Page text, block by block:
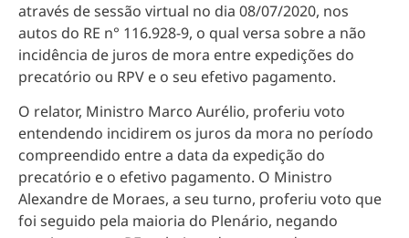
através de sessão virtual no dia 08/07/2020, nos
autos do RE n° 116.928-9, o qual versa sobre a não
incidência de juros de mora entre expedições do
precatório ou RPV e o seu efetivo pagamento.
O relator, Ministro Marco Aurélio, proferiu voto
entendendo incidirem os juros da mora no período
compreendido entre a data da expedição do
precatório e o efetivo pagamento. O Ministro
Alexandre de Moraes, a seu turno, proferiu voto que
foi seguido pela maioria do Plenário, negando